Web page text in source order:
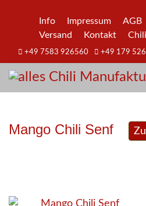
Info Impressum AGB
Versand
Kontakt
+49 7583 926560 +49 179
Mango Chili Senf